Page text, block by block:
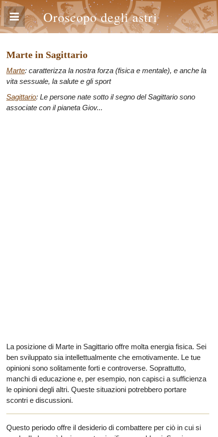
Oroscopo degli astri
Marte in Sagittario
Marte: caratterizza la nostra forza (fisica e mentale), e anche la
vita sessuale, la salute e gli sport
Sagittario: Le persone nate sotto il segno del Sagittario sono
associate con il pianeta Giov...
La posizione di Marte in Sagittario offre molta energia fisica. Sei
ben sviluppato sia intellettualmente che emotivamente. Le tue
opinioni sono solitamente forti e controverse. Soprattutto,
manchi di educazione e, per esempio, non capisci a sufficienza
le opinioni degli altri. Queste situazioni potrebbero portare
scontri e discussioni.
Questo periodo offre il desiderio di combattere per ciò in cui si